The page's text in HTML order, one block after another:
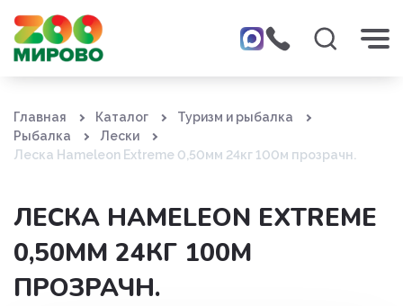
Главная Каталог
Туризм и рыбалка
Рыбалка
Лески
Леска Hameleon Extreme 0,50мм 24кг 100м прозрачн.
ЛЕСКА HAMELEON EXTREME
0,50ММ 24КГ 100М
ПРОЗРАЧН.